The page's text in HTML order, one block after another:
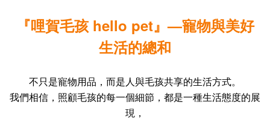
『哩賀毛孩 hello pet』—寵物與美好
生活的總和
不只是寵物用品， 而是人與毛孩共享的生活方式。
我們相信，照顧毛孩的每一個細節，都是一種生活態度的展
現，